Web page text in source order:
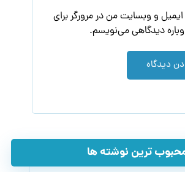
ایمیل و وبسایت من در مرورگر برای
دیدگاهی می‌نویسم.
دیدگاه
ترین نوشته ها